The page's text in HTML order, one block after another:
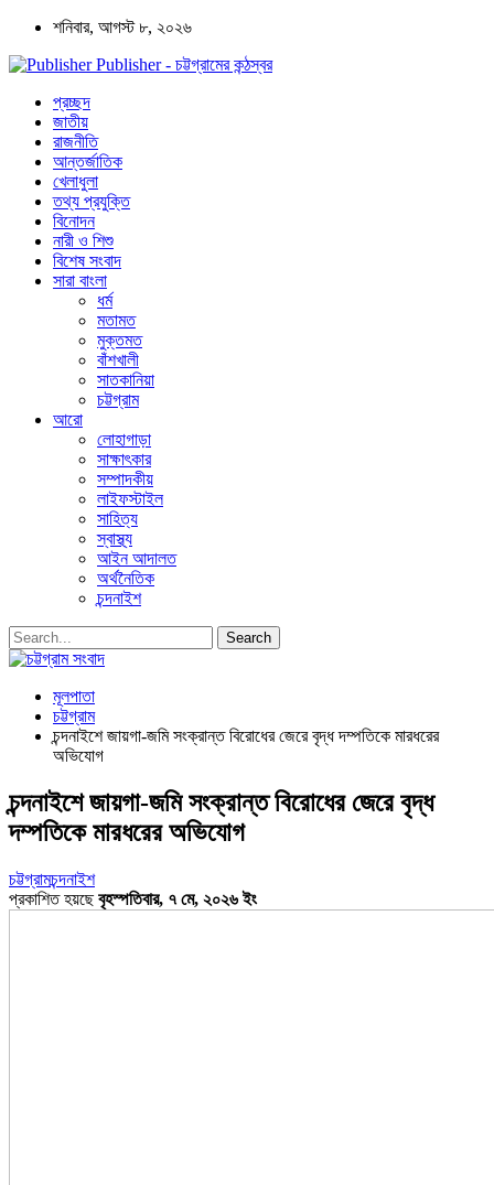
শনিবার, আগস্ট ৮, ২০২৬
Publisher - চট্টগ্রামের কন্ঠস্বর
প্রচ্ছদ
জাতীয়
রাজনীতি
আন্তর্জাতিক
খেলাধুলা
তথ্য প্রযুক্তি
বিনোদন
নারী ও শিশু
বিশেষ সংবাদ
সারা বাংলা
ধর্ম
মতামত
মুক্তমত
বাঁশখালী
সাতকানিয়া
চট্টগ্রাম
আরো
লোহাগাড়া
সাক্ষাৎকার
সম্পাদকীয়
লাইফস্টাইল
সাহিত্য
স্বাস্থ্য
আইন আদালত
অর্থনৈতিক
চন্দনাইশ
মূলপাতা
চট্টগ্রাম
চন্দনাইশে জায়গা-জমি সংক্রান্ত বিরোধের জেরে বৃদ্ধ দম্পতিকে মারধরের
অভিযোগ
চন্দনাইশে জায়গা-জমি সংক্রান্ত বিরোধের জেরে বৃদ্ধ
দম্পতিকে মারধরের অভিযোগ
চট্টগ্রামচন্দনাইশ
প্রকাশিত হয়ছেবৃহস্পতিবার, ৭ মে, ২০২৬ ইং